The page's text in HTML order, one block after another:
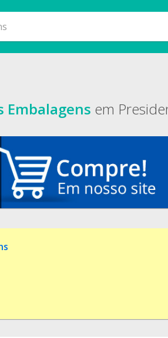
Embalagens em